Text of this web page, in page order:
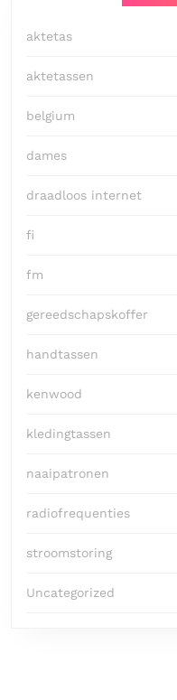
aktetas
aktetassen
belgium
dames
draadloos internet
fi
fm
gereedschapskoffer
handtassen
kenwood
kledingtassen
naaipatronen
radiofrequenties
stroomstoring
Uncategorized